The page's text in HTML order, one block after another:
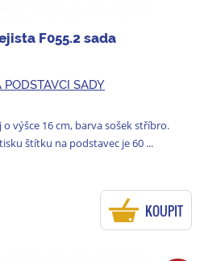
F055.2 sada
PODSTAVCI SADY
o výšce 16 cm, barva sošek stříbro.
štítku na podstavec je 60 ...
KOUPIT